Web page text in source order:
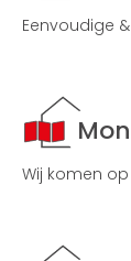
Eenvoudige
Wij komen